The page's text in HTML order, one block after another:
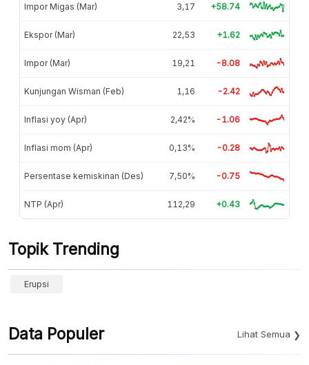
Impor Migas (Mar) 3,17 +58.74
Ekspor (Mar) 22,53 +1.62
Impor (Mar) 19,21 -8.08
Kunjungan Wisman (Feb) 1,16 -2.42
Inflasi yoy (Apr) 2,42% -1.06
Inflasi mom (Apr) 0,13% -0.28
Persentase kemiskinan (Des) 7,50% -0.75
NTP (Apr) 112,29 +0.43
Topik Trending
Erupsi
Data Populer Lihat Semua